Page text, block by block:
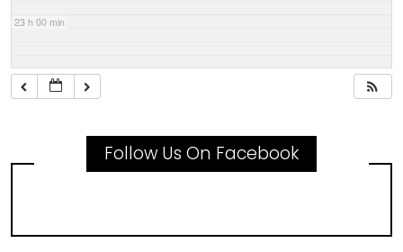
23 h 00 min
Follow Us On Facebook